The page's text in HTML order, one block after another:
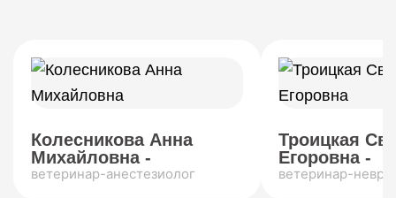
Колесникова Анна
Михайловна -
ветеринар-анестезиолог
Троицкая
Егоровна -
ветеринар-